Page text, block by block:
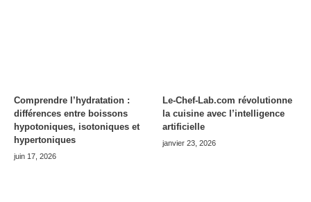
Comprendre l’hydratation :
différences entre boissons
hypotoniques, isotoniques et
hypertoniques
juin 17, 2026
Le-Chef-Lab.com révolutionne
la cuisine avec l’intelligence
artificielle
janvier 23, 2026